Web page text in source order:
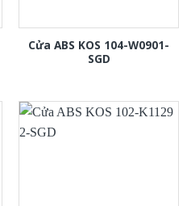
Cửa ABS KOS 104-W0901-
SGD